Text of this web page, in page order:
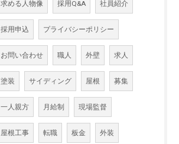
求める人物像 採用Q&A 社員紹介
採用申込 プライバシーポリシー
お問い合わせ 職人 外壁 求人
塗装 サイディング 屋根 募集
一人親方 月給制 現場監督
屋根工事 転職 板金 外装